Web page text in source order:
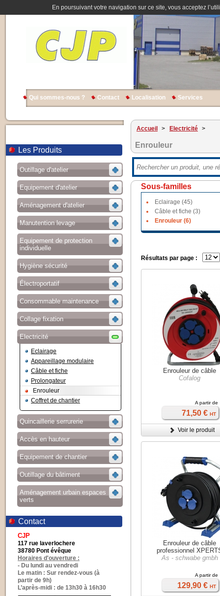
En poursuivant votre navigation sur ce site, vous acceptez
Qui sommes-nous ? Contact Localisation Services
Les Produits
Outillage d'atelier
Equipement d'atelier
Aménagement d'atelier
Manutention levage
Equipement de protection
individuelle
Hygiène sécurité
Électroportatif
Consommable maintenance
Collage fixation
Electricité
Eclairage
Appareillage modulaire
Câble et fiche
Prolongateur
Enrouleur
Coffret de chantier
Quincaillerie serrurerie
Accès en hauteur
Equipement de chantier
Outillage du bâtiment
Aménagement urbain espaces
verts
Contact
CJP
117 rue laverlochere
38780 Pont évêque
Horaires d'ouverture :
- Du lundi au vendredi
Le matin : Sur rendez-vous (à
partir de 9h)
L’après-midi : de 13h30 à 16h30
Accueil > Electricité >
Enrouleur
Sous-familles
Eclairage (45)
Câble et fiche (3)
Enrouleur (6)
Résultats par page :
Enrouleur de câble
Cofalog
A partir de
71,50 € HT
Voir le produit
Enrouleur de câble
professionnel
As - schwabe gmbh
A partir de
129,90 € HT